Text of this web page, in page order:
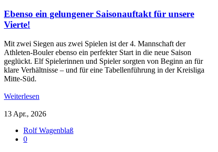
Ebenso ein gelungener Saisonauftakt für unsere
Vierte!
Mit zwei Siegen aus zwei Spielen ist der 4. Mannschaft der
Athleten-Bouler ebenso ein perfekter Start in die neue Saison
geglückt. Elf Spielerinnen und Spieler sorgten von Beginn an für
klare Verhältnisse – und für eine Tabellenführung in der Kreisliga
Mitte-Süd.
Weiterlesen
13 Apr., 2026
Rolf Wagenblaß
0